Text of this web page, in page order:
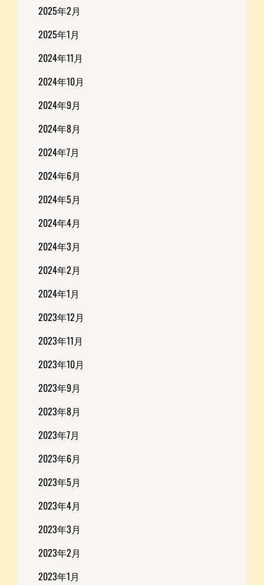
2025年2月
2025年1月
2024年11月
2024年10月
2024年9月
2024年8月
2024年7月
2024年6月
2024年5月
2024年4月
2024年3月
2024年2月
2024年1月
2023年12月
2023年11月
2023年10月
2023年9月
2023年8月
2023年7月
2023年6月
2023年5月
2023年4月
2023年3月
2023年2月
2023年1月